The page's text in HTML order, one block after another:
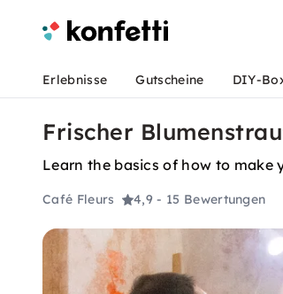
Erlebnisse Gutscheine DIY-
Frischer
Learn the basics of how to make
Café Fleurs 4,9- 15 Bewertungen